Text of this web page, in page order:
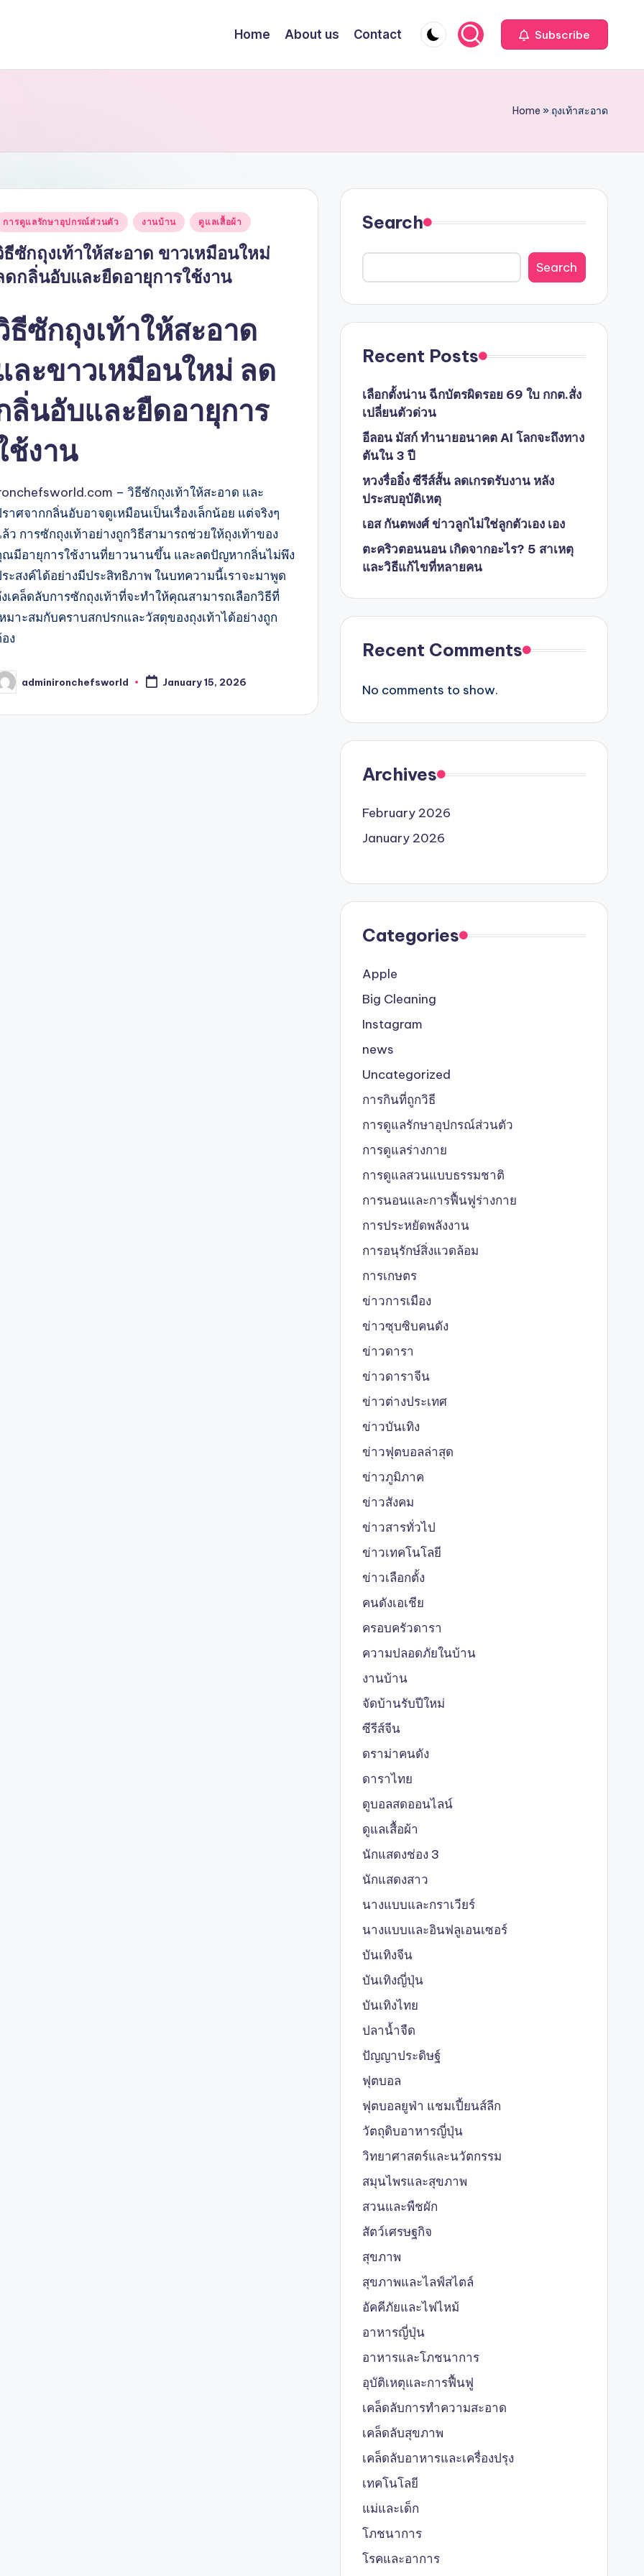
Home About us Contact Subscribe
Home » ถุงเท้าสะอาด
การดูแลรักษาอุปกรณ์ส่วนตัว งานบ้าน ดูแลเสื้อผ้า
ธีซักถุงเท้าให้สะอาด ขาวเหมือนใหม่
ดกลิ่นอับและยืดอายุการใช้งาน
ธีซักถุงเท้าให้สะอาด
ละขาวเหมือนใหม่ ลด
ลิ่นอับและยืดอายุการ
ช้งาน
– วิธีซักถุงเท้าให้สะอาด และ
าศจากกลิ่นอับอาจดูเหมือนเป็นเรื่องเล็กน้อย แต่จริงๆ
ว การซักถุงเท้าอย่างถูกวิธีสามารถช่วยให้ถุงเท้าของ
มีอายุการใช้งานที่ยาวนานขึ้น และลดปัญหากลิ่นไม่พึง
ะสงค์ได้อย่างมีประสิทธิภาพ ในบทความนี้เราจะมาพูด
เคล็ดลับการซักถุงเท้าที่จะทำให้คุณสามารถเลือกวิธีที่
มาะสมกับคราบสกปรกและวัสดุของถุงเท้าได้อย่างถูก
ง
adminironchefsworld January 15, 2026
Search
Search
Recent Posts
เลือกตั้งน่าน ฉีกบัตรผิดรอย 69 ใบ กกต.สั่ง
เปลี่ยนตัวด่วน
อีลอน มัสก์ ทำนายอนาคต AI โลกจะถึงทาง
ตันใน 3 ปี
หวงรื่ออิ๋ง ซีรีส์สั้น ลดเกรดรับงาน หลัง
ประสบอุบัติเหตุ
เอส กันตพงศ์ ข่าวลูกไม่ใช่ลูกตัวเอง เอง
ตะคริวตอนนอน เกิดจากอะไร? 5 สาเหตุ
และวิธีแก้ไขที่หลายคน
Recent Comments
No comments to show.
Archives
February 2026
January 2026
Categories
Apple
Big Cleaning
Instagram
news
Uncategorized
การกินที่ถูกวิธี
การดูแลรักษาอุปกรณ์ส่วนตัว
การดูแลร่างกาย
การดูแลสวนแบบธรรมชาติ
การนอนและการฟื้นฟูร่างกาย
การประหยัดพลังงาน
การอนุรักษ์สิ่งแวดล้อม
การเกษตร
ข่าวการเมือง
ข่าวซุบซิบคนดัง
ข่าวดารา
ข่าวดาราจีน
ข่าวต่างประเทศ
ข่าวบันเทิง
ข่าวฟุตบอลล่าสุด
ข่าวภูมิภาค
ข่าวสังคม
ข่าวสารทั่วไป
ข่าวเทคโนโลยี
ข่าวเลือกตั้ง
คนดังเอเชีย
ครอบครัวดารา
ความปลอดภัยในบ้าน
งานบ้าน
จัดบ้านรับปีใหม่
ซีรีส์จีน
ดราม่าคนดัง
ดาราไทย
ดูบอลสดออนไลน์
ดูแลเสื้อผ้า
นักแสดงช่อง 3
นักแสดงสาว
นางแบบและกราเวียร์
นางแบบและอินฟลูเอนเซอร์
บันเทิงจีน
บันเทิงญี่ปุ่น
บันเทิงไทย
ปลาน้ำจืด
ปัญญาประดิษฐ์
ฟุตบอล
ฟุตบอลยูฟ่า แชมเปี้ยนส์ลีก
วัตถุดิบอาหารญี่ปุ่น
วิทยาศาสตร์และนวัตกรรม
สมุนไพรและสุขภาพ
สวนและพืชผัก
สัตว์เศรษฐกิจ
สุขภาพ
สุขภาพและไลฟ์สไตล์
อัคคีภัยและไฟไหม้
อาหารญี่ปุ่น
อาหารและโภชนาการ
อุบัติเหตุและการฟื้นฟู
เคล็ดลับการทำความสะอาด
เคล็ดลับสุขภาพ
เคล็ดลับอาหารและเครื่องปรุง
เทคโนโลยี
แม่และเด็ก
โภชนาการ
โรคและอาการ